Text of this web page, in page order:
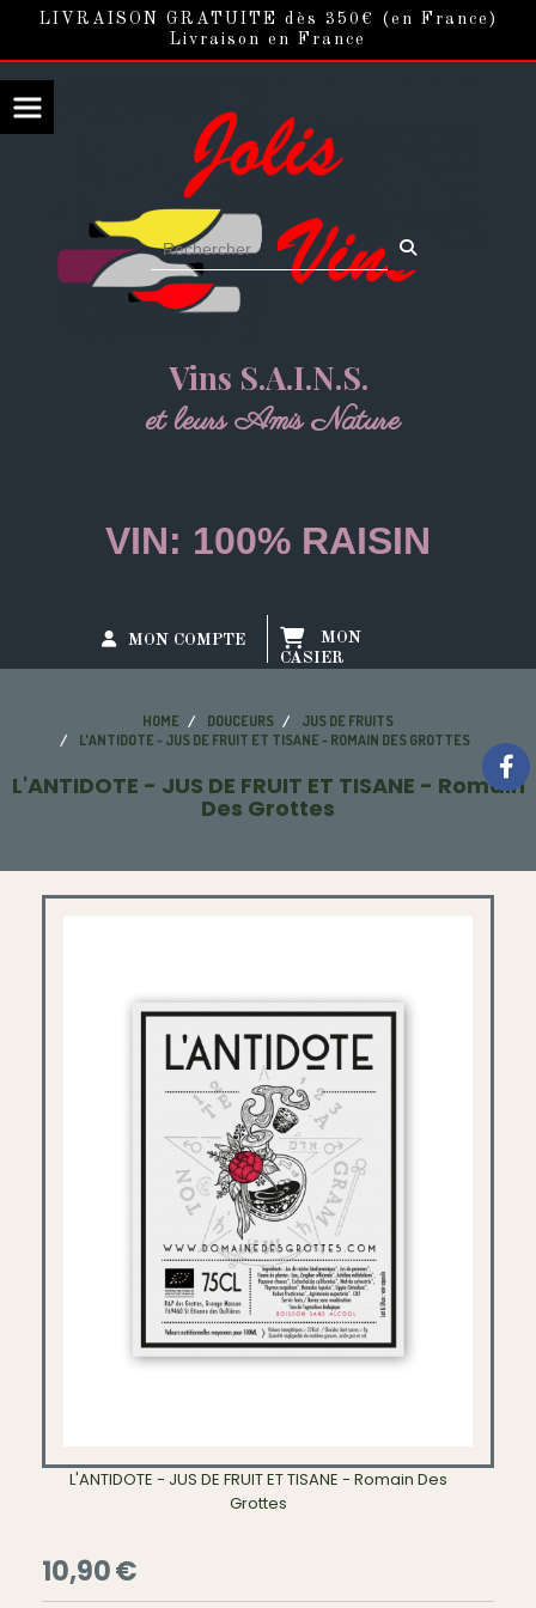
LIVRAISON GRATUITE dès 350€ (en France)
Livraison en France
Vins S.A.I.N.S.
et leurs Amis Nature
VIN: 100% RAISIN
MON COMPTE
MON
CASIER
HOME DOUCEURS
JUS DE FRUITS
L'ANTIDOTE - JUS DE FRUIT ET TISANE - ROMAIN DES GROTTES
L'ANTIDOTE - JUS DE FRUIT ET TISANE - Romain
Des Grottes
L'ANTIDOTE - JUS DE FRUIT ET TISANE - Romain Des
Grottes
10,90€
Panneau de gestion des cookies